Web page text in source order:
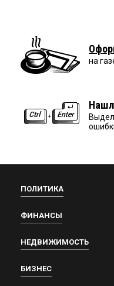
на
ПОЛИТИКА
ФИНАНСЫ
НЕДВИЖИМОСТЬ
БИЗНЕС